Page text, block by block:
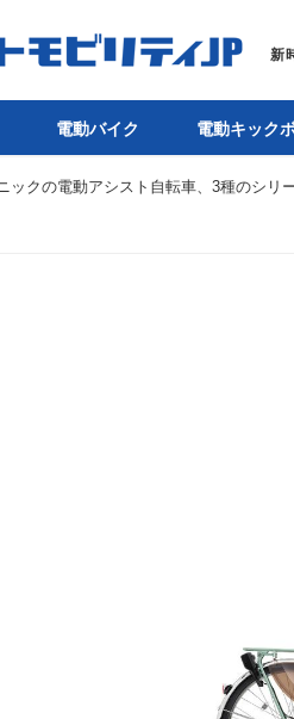
電動バイク 電動キック